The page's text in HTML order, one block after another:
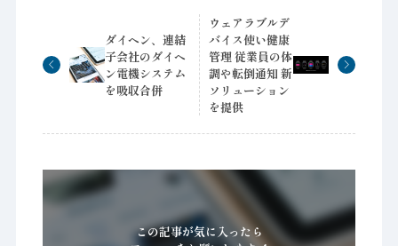
ダイヘン、連結
子会社のダイヘ
ン電機システム
を吸収合併
ウェアラブルデ
バイス使い健康
管理 従業員の体
調や転倒通知 新
ソリューション
を提供
この記事が気に入ったら